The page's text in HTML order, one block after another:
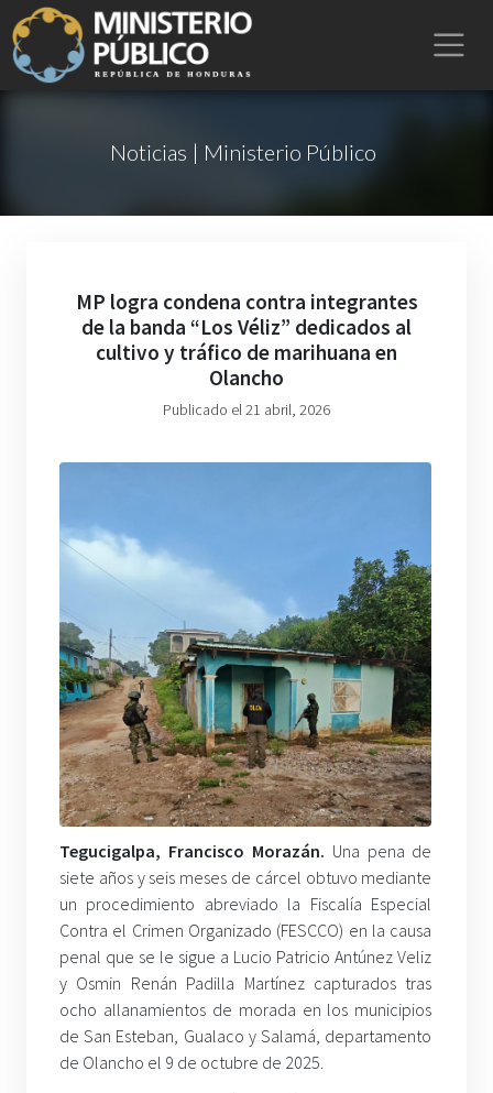
Noticias | Ministerio Público
MP logra condena contra integrantes
de la banda “Los Véliz” dedicados al
cultivo y tráfico de marihuana en
Olancho
Publicado el 21 abril, 2026
Tegucigalpa, Francisco Morazán. Una pena de
siete años y seis meses de cárcel obtuvo mediante
un procedimiento abreviado la Fiscalía Especial
Contra el Crimen Organizado (FESCCO) en la causa
penal que se le sigue a Lucio Patricio Antúnez Veliz
y Osmin Renán Padilla Martínez capturados tras
ocho allanamientos de morada en los municipios
de San Esteban, Gualaco y Salamá, departamento
de Olancho el 9 de octubre de 2025.